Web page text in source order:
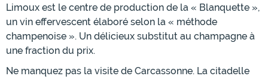
Limoux est le centre de production de la « Blanquette »,
un vin effervescent élaboré selon la « méthode
champenoise ». Un délicieux substitut au champagne à
une fraction du prix.
Ne manquez pas la visite de Carcassonne. La citadelle